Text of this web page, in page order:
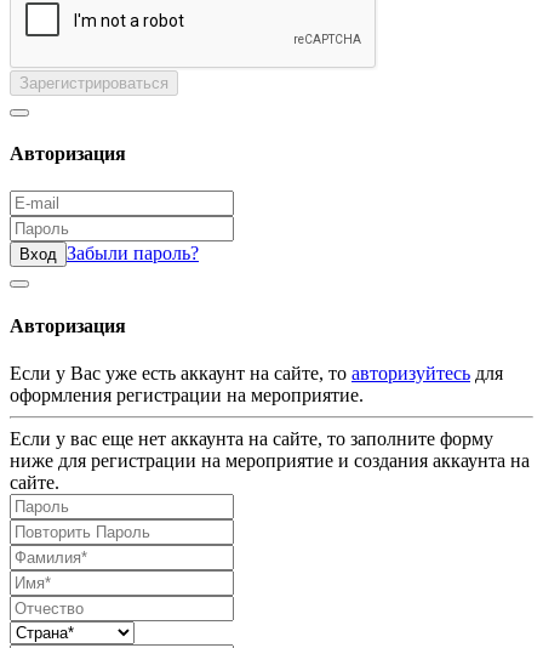
Зарегистрироваться
Авторизация
Вход Забыли пароль?
Авторизация
Если у Вас уже есть аккаунт на сайте, то авторизуйтесь для
оформления регистрации на мероприятие.
Если у вас еще нет аккаунта на сайте, то заполните форму
ниже для регистрации на мероприятие и создания аккаунта на
сайте.